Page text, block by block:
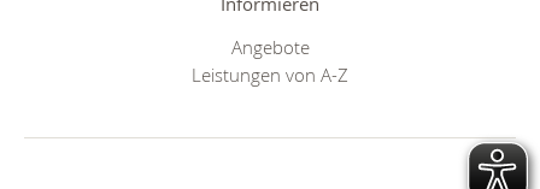
Angebote
Leistungen von A-Z